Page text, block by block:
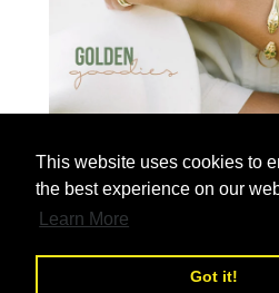
This website uses cookies to
the best experience on our
Learn More
Got it!
Wildblumen